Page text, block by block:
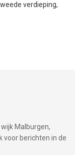
verdieping,
Malburgen,
voor berichten in de